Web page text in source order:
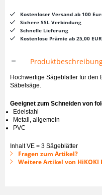
Kostenloser Versand ab 100
Sichere SSL Verbindung
Schnelle Lieferung
Kostenlose Prämie ab 25,00 EUR
Hochwertige Sägeblätter für den
Säbelsäge.
Geeignet zum Schneiden von
Edelstahl
Metall, allgemein
PVC
Inhalt VE = 3 Sägeblätter
Fragen zum Artikel?
Weitere Artikel von HiKOKI